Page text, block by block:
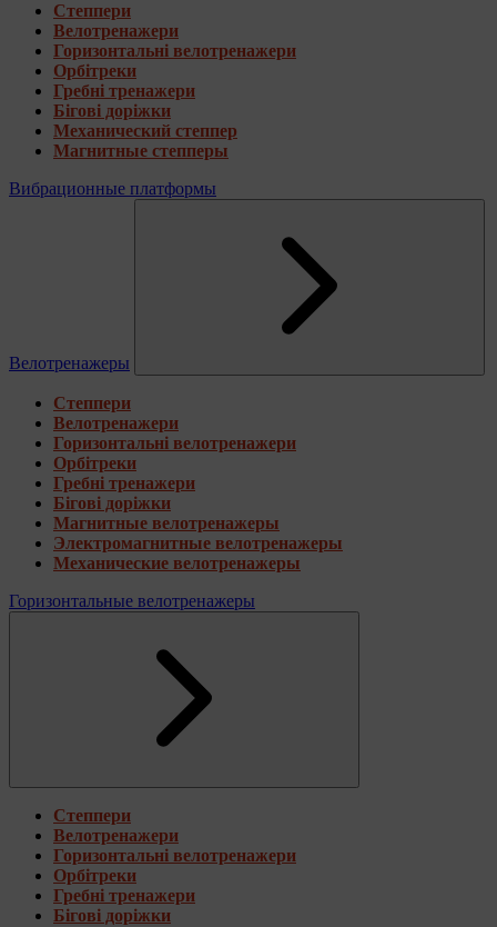
Степпери
Велотренажери
Горизонтальні велотренажери
Орбітреки
Гребні тренажери
Бігові доріжки
Механический степпер
Магнитные степперы
Вибрационные платформы
Велотренажеры
Степпери
Велотренажери
Горизонтальні велотренажери
Орбітреки
Гребні тренажери
Бігові доріжки
Магнитные велотренажеры
Электромагнитные велотренажеры
Механические велотренажеры
Горизонтальные велотренажеры
Степпери
Велотренажери
Горизонтальні велотренажери
Орбітреки
Гребні тренажери
Бігові доріжки